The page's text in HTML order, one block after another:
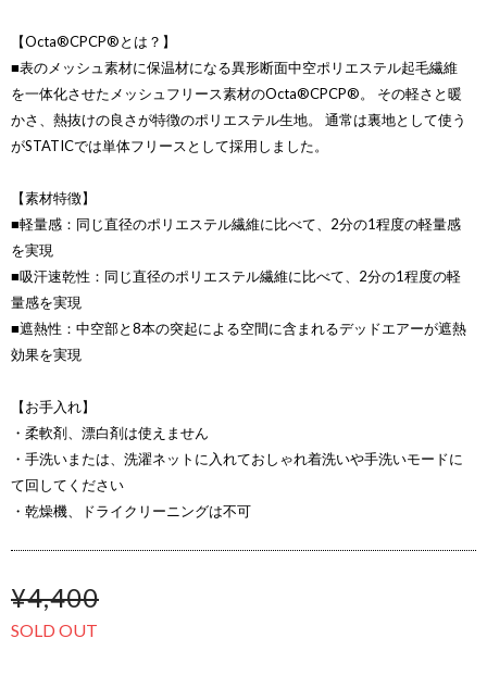
【Octa®CPCP®とは？】
■表のメッシュ素材に保温材になる異形断面中空ポリエステル起毛繊維
を一体化させたメッシュフリース素材のOcta®CPCP®。 その軽さと暖
かさ、熱抜けの良さが特徴のポリエステル生地。 通常は裏地として使う
がSTATICでは単体フリースとして採用しました。
【素材特徴】
■軽量感：同じ直径のポリエステル繊維に比べて、2分の1程度の軽量感
を実現
■吸汗速乾性：同じ直径のポリエステル繊維に比べて、2分の1程度の軽
量感を実現
■遮熱性：中空部と8本の突起による空間に含まれるデッドエアーが遮熱
効果を実現
【お手入れ】
・柔軟剤、漂白剤は使えません
・手洗いまたは、洗濯ネットに入れておしゃれ着洗いや手洗いモードに
て回してください
・乾燥機、ドライクリーニングは不可
¥4,400
SOLD OUT